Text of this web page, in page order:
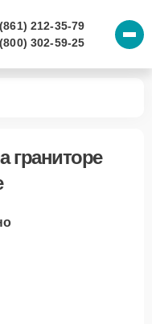
212-35-79
302-59-25
граниторе